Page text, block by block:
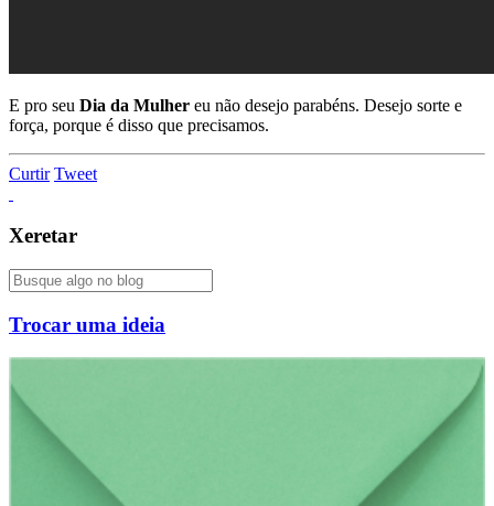
E pro seu Dia da Mulher eu não desejo parabéns. Desejo sorte e
força, porque é disso que precisamos.
Curtir Tweet
Xeretar
Trocar uma ideia